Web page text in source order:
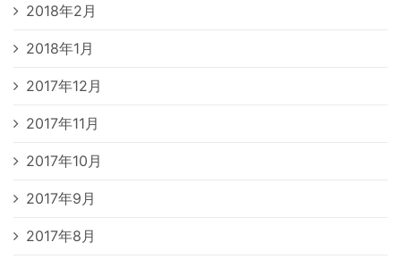
2018年2月
2018年1月
2017年12月
2017年11月
2017年10月
2017年9月
2017年8月